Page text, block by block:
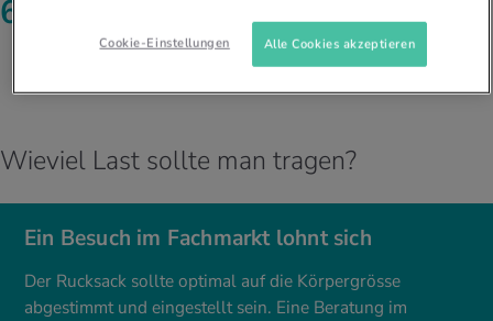
sich ausserhalb des Rucksacks einfach transportieren.
Doch Vorsicht, es besteht die Gefahr, irgendwo
Wieviel Last sollte man tragen?
Ein Besuch im Fachmarkt lohnt sich
Der Rucksack sollte optimal auf die Körpergrösse
abgestimmt und eingestellt sein. Eine Beratung im
Cookie-Einstellungen Alle Cookies akzeptieren